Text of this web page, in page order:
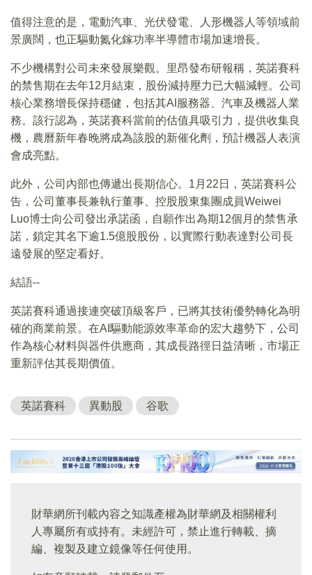
值得注意的是，電動汽車、光伏發電、人形機器人等領域前
景廣闊，也正驅動氮化鎵功率半導體市場加速增長。
不少機構對公司未來發展樂觀。里昂發布研報稱，英諾賽科
的禁售期在去年12月結束，股份減持壓力已大幅減輕。公司
核心業務增長保持穩健，包括其AI服務器、汽車及機器人業
務。該行認為，英諾賽科當前的估值具吸引力，提供收集良
機，農曆新年春晚將成為該股的新催化劑，預計機器人表演
會成亮點。
此外，公司內部也傳遞出長期信心。1月22日，英諾賽科公
告，公司董事長兼執行董事、控股股東集團成員Weiwei
Luo博士向公司發出承諾函，自願作出為期12個月的禁售承
諾，鎖定其名下逾1.5億股股份，以實際行動表達對公司長
遠發展的堅定看好。
結語--
英諾賽科通過接連突破頂級客戶，已將其技術優勢轉化為明
確的商業前景。在AI驅動能源效率革命的宏大趨勢下，公司
作為核心材料與器件供應商，其成長路徑日益清晰，市場正
重新評估其長期價值。
英諾賽科 異動股 谷歌
財華網所刊載內容之知識產權為財華網及相關權利
人專屬所有或持有。未經許可，禁止進行轉載、摘
編、複製及建立鏡像等任何使用。